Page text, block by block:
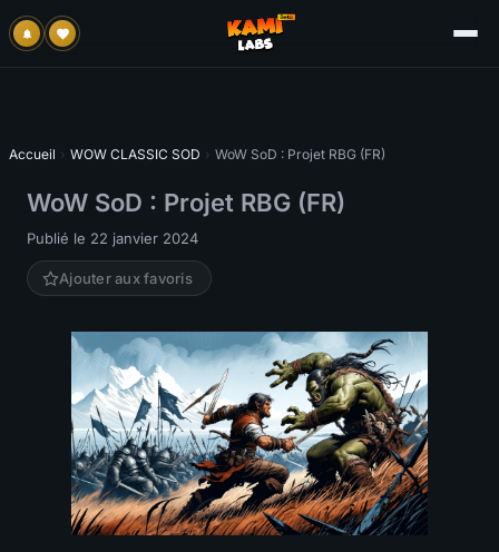
Accueil › WOW CLASSIC SOD › WoW SoD : Projet RBG (FR)
WoW SoD : Projet RBG (FR)
Publié le 22 janvier 2024
Ajouter aux favoris